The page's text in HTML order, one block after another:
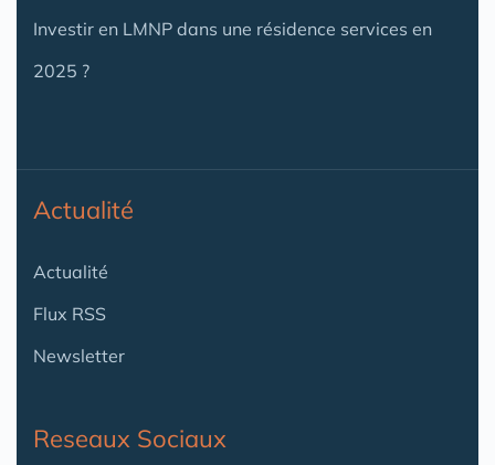
Investir en LMNP dans une résidence services en
2025 ?
Actualité
Actualité
Flux RSS
Newsletter
Reseaux Sociaux